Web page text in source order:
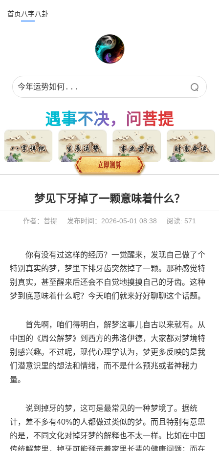
首页八字八卦
遇事不决，问菩提
梦见下牙掉了一颗意味着什么？
作者：菩提 发布时间：2026-05-01 08:38 阅读: 571
你有没有过这样的经历？一觉醒来，发现自己做了个
特别真实的梦，梦里下排牙齿突然掉了一颗。那种感觉特
别真实，甚至醒来后还会不自觉地摸摸自己的牙齿。这种
梦到底意味着什么呢？今天咱们就来好好聊聊这个话题。
首先啊，咱们得明白，解梦这事儿自古以来就有。从
中国的《周公解梦》到西方的弗洛伊德，大家都对梦境特
别感兴趣。不过呢，现代心理学认为，梦更多反映的是我
们潜意识里的想法和情绪，而不是什么预兆或者神秘力
量。
说到掉牙的梦，这可是最常见的一种梦境了。据统
计，差不多有40%的人都做过类似的梦。而且特别有意思
的是，不同文化对掉牙梦的解释也不太一样。比如在中国
传统解梦里，掉牙可能预示着家里长辈的健康问题；而在